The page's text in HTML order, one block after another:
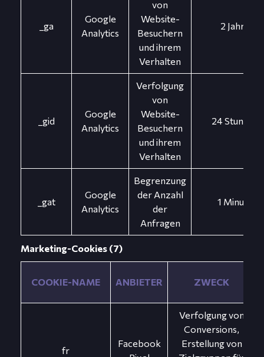
_ga
Google
Analytics
von
Website-
Besuchern
und ihrem
Verhalten
2 Jahre
_gid
Google
Analytics
Verfolgung
von
Website-
Besuchern
und ihrem
Verhalten
24 Stunden
_gat
Google
Analytics
Begrenzung
der Anzahl
der
Anfragen
1 Minute
Marketing-Cookies (7)
COOKIE-NAME ANBIETER ZWECK
fr
Facebook
Verfolgung von
Conversions,
Erstellung von